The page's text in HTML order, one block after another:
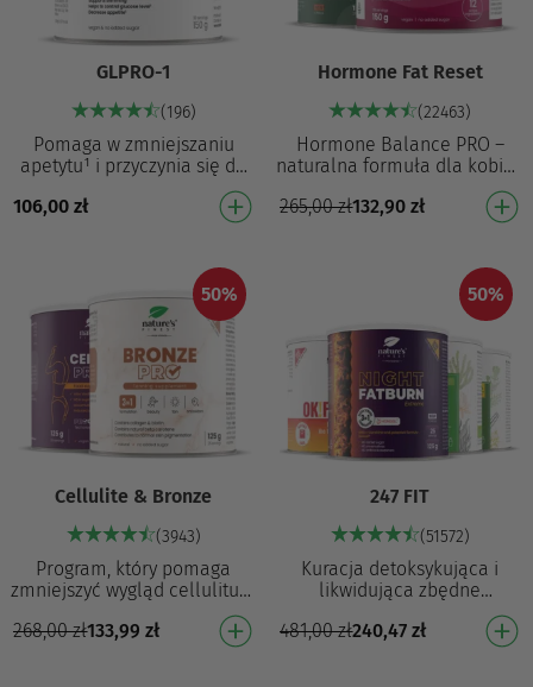
GLPRO-1
(196)
Pomaga w zmniejszaniu
apetytu¹ i przyczynia się do
Przyczynia się do redukcji
106,00zł
Hormone Fat Reset
(22463)
Hormone Balance PRO –
naturalna formuła dla kobiet,
przyczynia się do
regulowania aktywności
265,00zł132,90zł
50%
Cellulite & Bronze
(3943)
Program, który pomaga
zmniejszyć wygląd cellulitu¹ i
normalnego kolorytu skóry⁷
Cellulite PRO Pomaga …
268,00zł133,99zł
50%
247 FIT
(51572)
Kuracja detoksykująca i
likwidująca zbędne
oczyszczanie wątroby
(pierwszy krok w stronę utraty
481,00zł240,47zł